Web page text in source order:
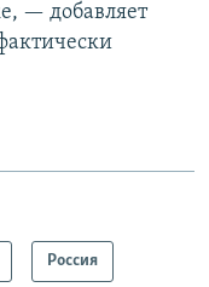
— добавляет
Россия